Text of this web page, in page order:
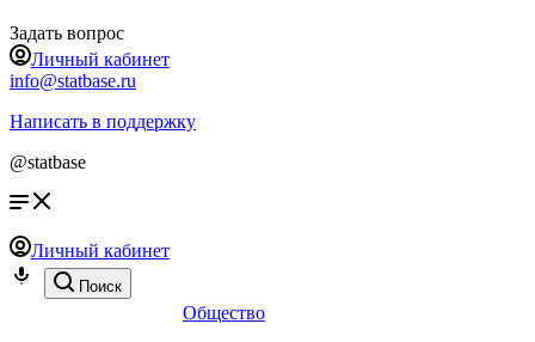
Задать вопрос
Личный кабинет
info@statbase.ru
Написать в поддержку
@statbase
Личный кабинет
Поиск
Общество